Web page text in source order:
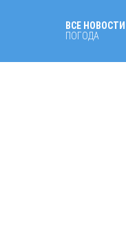
ВСЕ НОВОСТИ
ПОГОДА